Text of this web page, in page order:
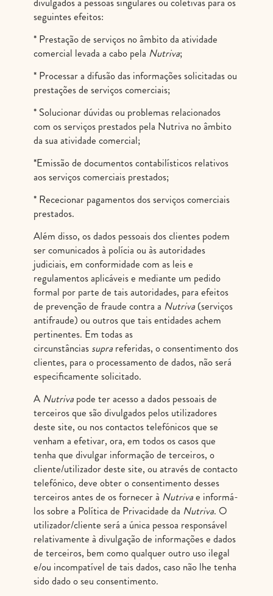
seguintes efeitos:
* Prestação de serviços no âmbito da atividade
comercial levada a cabo pela Nutriva;
* Processar a difusão das informações solicitadas ou
prestações de serviços comerciais;
* Solucionar dúvidas ou problemas relacionados
com os serviços prestados pela Nutriva no âmbito
da sua atividade comercial;
*Emissão de documentos contabilísticos relativos
aos serviços comerciais prestados;
* Rececionar pagamentos dos serviços comerciais
prestados.
Além disso, os dados pessoais dos clientes podem
ser comunicados à polícia ou às autoridades
judiciais, em conformidade com as leis e
regulamentos aplicáveis e mediante um pedido
formal por parte de tais autoridades, para efeitos
de prevenção de fraude contra a Nutriva (serviços
antifraude) ou outros que tais entidades achem
pertinentes. Em todas as
circunstâncias supra referidas, o consentimento dos
clientes, para o processamento de dados, não será
especificamente solicitado.
A Nutriva pode ter acesso a dados pessoais de
terceiros que são divulgados pelos utilizadores
deste site, ou nos contactos telefónicos que se
venham a efetivar, ora, em todos os casos que
tenha que divulgar informação de terceiros, o
cliente/utilizador deste site, ou através de contacto
telefónico, deve obter o consentimento desses
terceiros antes de os fornecer à Nutrivae informá-
los sobre a Política de Privacidade da Nutriva. O
utilizador/cliente será a única pessoa responsável
relativamente à divulgação de informações e dados
de terceiros, bem como qualquer outro uso ilegal
e/ou incompatível de tais dados, caso não lhe tenha
sido dado o seu consentimento.